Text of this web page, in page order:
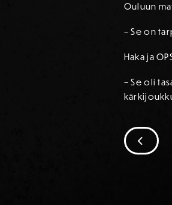
Ouluun
– Se on
Haka ja
– Se oli